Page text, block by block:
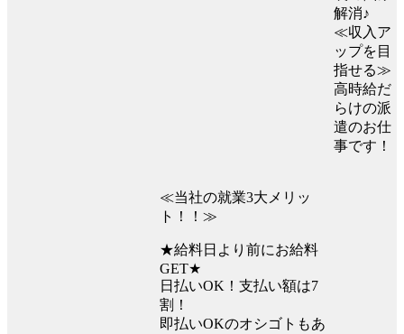
解消♪
≪収入ア
ップを目
指せる≫
高時給だ
らけの派
遣のお仕
事です！
≪当社の就業3大メリッ
ト！！≫
★給料日より前にお給料
GET★
日払いOK！支払い額は7
割！
即払いOKのオシゴトもあ